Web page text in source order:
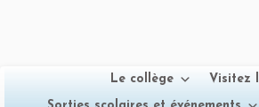
Le collège Visitez